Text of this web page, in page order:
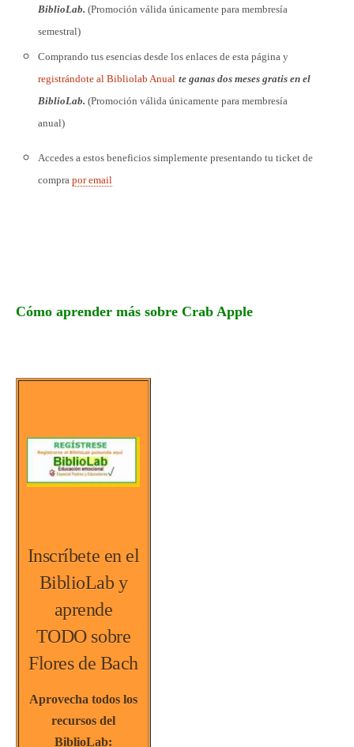
BiblioLab. (Promoción válida únicamente para membresía
semestral)
Comprando tus esencias desde los enlaces de esta página y
registrándote al Bibliolab Anual te ganas dos meses gratis en el
BiblioLab. (Promoción válida únicamente para membresía
anual)
Accedes a estos beneficios simplemente presentando tu ticket de
comprapor email
Cómo aprender más sobre Crab Apple
Inscríbete en el
BiblioLab y
aprende
TODO sobre
Flores de Bach
Aprovecha todos los
recursos del
BiblioLab: